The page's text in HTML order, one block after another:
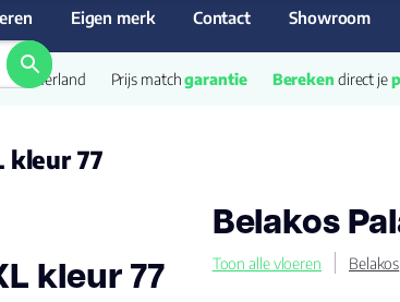
Eigen merk Contact Showroom
Nederland Prijs match garantie Bereken direct je
kleur 77
kleur 77
Belakos
Toon alle vloeren Belakos